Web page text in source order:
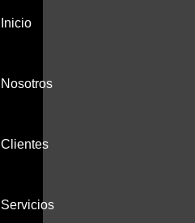
Inicio
Nosotros
Clientes
Servicios